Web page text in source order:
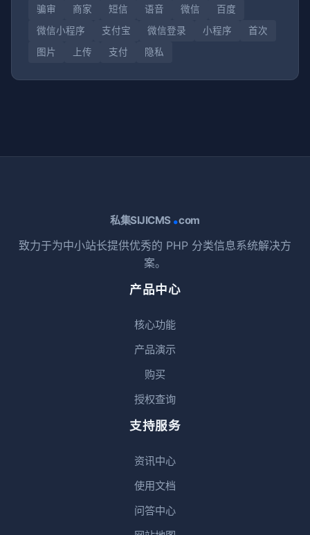
骗审
商家 短信 语音 微信
百度
微信小程序
支付宝 微信登录 小程序
首次
图片
上传 支付 隐私
私集SIJICMS .com
致力于为中小站长提供优秀的 PHP 分类信息系统解决方
案。
产品中心
核心功能
产品演示
购买
授权查询
支持服务
资讯中心
使用文档
问答中心